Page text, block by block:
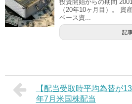
投資開始からの期間
（20年10ヶ月目）。 資
ベース資...
記
【配当受取時平均為替が
年7月米国株配当